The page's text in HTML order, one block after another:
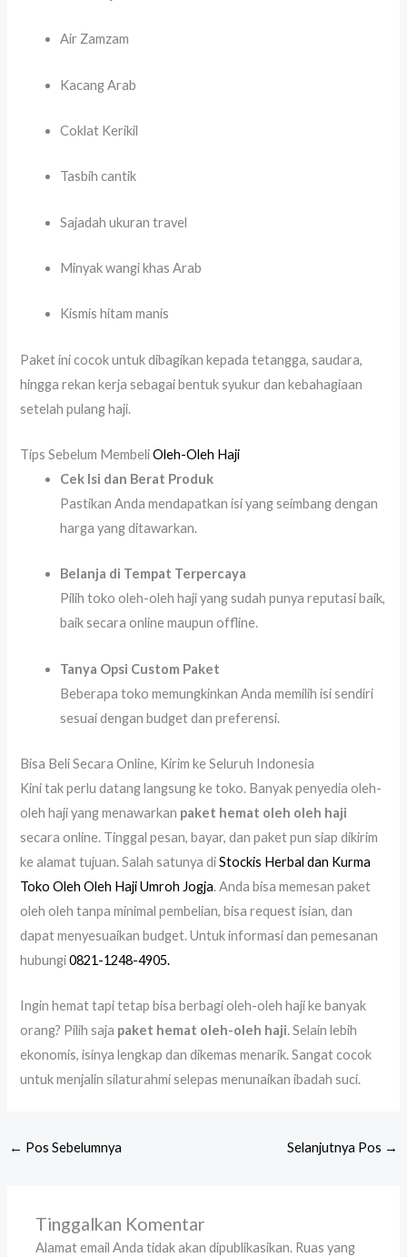
Air Zamzam
Kacang Arab
Coklat Kerikil
Tasbih cantik
Sajadah ukuran travel
Minyak wangi khas Arab
Kismis hitam manis
Paket ini cocok untuk dibagikan kepada tetangga, saudara,
hingga rekan kerja sebagai bentuk syukur dan kebahagiaan
setelah pulang haji.
Tips Sebelum MembeliOleh-Oleh Haji
Cek Isi dan Berat Produk
Pastikan Anda mendapatkan isi yang seimbang dengan
harga yang ditawarkan.
Belanja di Tempat Terpercaya
Pilih toko oleh-oleh haji yang sudah punya reputasi baik,
baik secara online maupun offline.
Tanya Opsi Custom Paket
Beberapa toko memungkinkan Anda memilih isi sendiri
sesuai dengan budget dan preferensi.
Bisa Beli Secara Online, Kirim ke Seluruh Indonesia
Kini tak perlu datang langsung ke toko. Banyak penyedia oleh-
oleh haji yang menawarkan paket hemat oleh oleh haji
secara online. Tinggal pesan, bayar, dan paket pun siap dikirim
ke alamat tujuan. Salah satunya diStockis Herbal dan Kurma
Toko Oleh Oleh Haji Umroh Jogja. Anda bisa memesan paket
oleh oleh tanpa minimal pembelian, bisa request isian, dan
dapat menyesuaikan budget. Untuk informasi dan pemesanan
hubungi0821-1248-4905.
Ingin hemat tapi tetap bisa berbagi oleh-oleh haji ke banyak
orang? Pilih saja paket hemat oleh-oleh haji. Selain lebih
ekonomis, isinya lengkap dan dikemas menarik. Sangat cocok
untuk menjalin silaturahmi selepas menunaikan ibadah suci.
← Pos Sebelumnya Selanjutnya Pos →
Tinggalkan Komentar
Alamat email Anda tidak akan dipublikasikan. Ruas yang